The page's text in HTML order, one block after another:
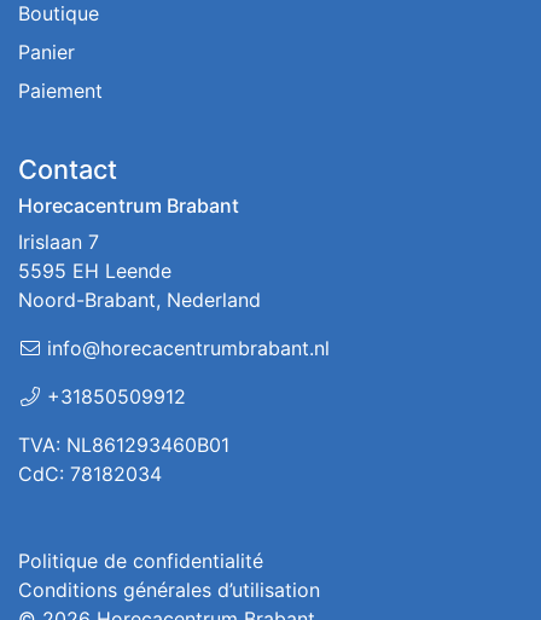
Boutique
Panier
Paiement
Contact
Horecacentrum Brabant
Irislaan 7
5595 EH Leende
Noord-Brabant, Nederland
info@horecacentrumbrabant.nl
+31850509912
TVA: NL861293460B01
CdC: 78182034
Politique de confidentialité
Conditions générales d’utilisation